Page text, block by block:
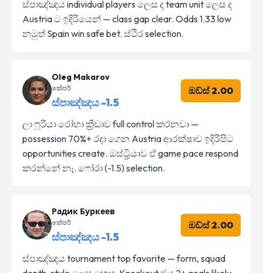
ස්පාඤ්ඤය individual players ලෙස ද team unit ලෙස ද
Austria ට ඉදිරියෙන් — class gap clear. Odds 1.33 low
නමුත් Spain win safe bet. ස්ථිර selection.
Oleg Makarov
කේපර්
ස්පාඤ්ඤය -1.5
ඔඩ්ස් 2.00
ලා ෆූරියා රෝහා ක්‍රීඩාව full control කරනවා —
possession 70%+ රදා ගෙන Austria ආරක්ෂාව ඉදිරිපිට
opportunities create. ඔස්ට්‍රියාව ඒ game pace respond
කරන්නේ නෑ. ෆෝරා (-1.5) selection.
Радик Буркеев
කේපර්
ස්පාඤ්ඤය -1.5
ඔඩ්ස් 2.00
ස්පාඤ්ඤය tournament top favorite — form, squad